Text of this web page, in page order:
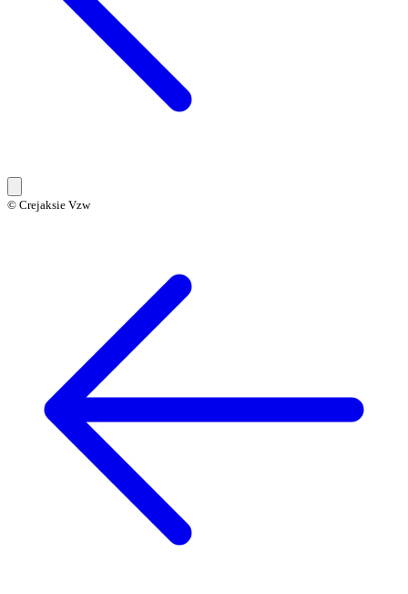
© Crejaksie Vzw